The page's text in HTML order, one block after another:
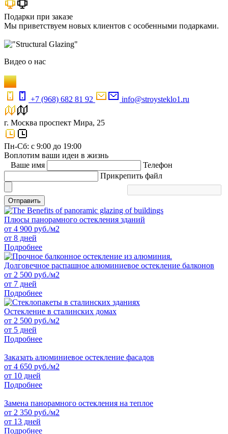
Подарки при заказе
Мы приветствуем новых клиентов с особенными подарками.
Видео о нас
+7 (968) 682 81 92 info@stroysteklo1.ru
г. Москва проспект Мира, 25
Пн-Сб: с 9:00 до 19:00
Воплотим ваши идеи в жизнь
Ваше имя
Телефон
Прикрепить файл
Отправить
Плюсы панорамного остекления зданий
от 4 900 руб./м2
от 8 дней
Подробнее
Долговечное распашное алюминиевое остекление балконов
от 2 500 руб./м2
от 7 дней
Подробнее
Остекление в сталинских домах
от 2 500 руб./м2
от 5 дней
Подробнее
Заказать алюминиевое остекление фасадов
от 4 650 руб./м2
от 10 дней
Подробнее
Замена панорамного остекления на теплое
от 2 350 руб./м2
от 13 дней
Подробнее